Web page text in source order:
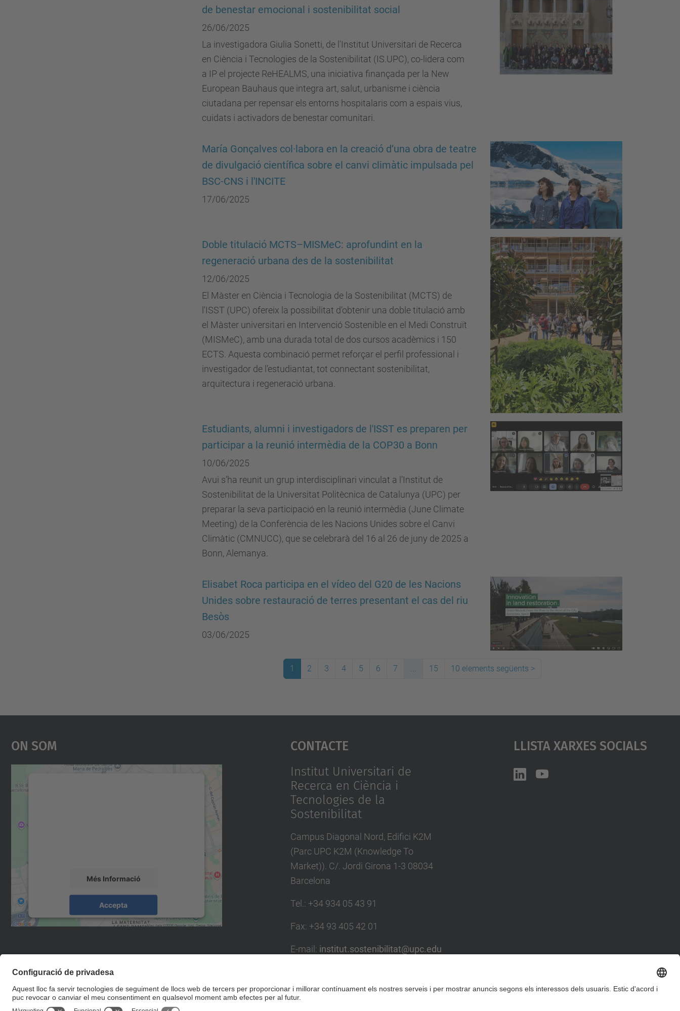
de benestar emocional i sostenibilitat social
26/06/2025
La investigadora Giulia Sonetti, de l'Institut Universitari de Recerca
en Ciència i Tecnologies de la Sostenibilitat (IS.UPC), co-lidera com
a IP el projecte ReHEALMS, una iniciativa finançada per la New
European Bauhaus que integra art, salut, urbanisme i ciència
ciutadana per repensar els entorns hospitalaris com a espais vius,
cuidats i activadors de benestar comunitari.
María Gonçalves col·labora en la creació d’una obra de teatre
de divulgació científica sobre el canvi climàtic impulsada pel
BSC-CNS i l'INCITE
17/06/2025
Doble titulació MCTS–MISMeC: aprofundint en la
regeneració urbana des de la sostenibilitat
12/06/2025
El Màster en Ciència i Tecnologia de la Sostenibilitat (MCTS) de
l'ISST (UPC) ofereix la possibilitat d’obtenir una doble titulació amb
el Màster universitari en Intervenció Sostenible en el Medi Construït
(MISMeC), amb una durada total de dos cursos acadèmics i 150
ECTS. Aquesta combinació permet reforçar el perfil professional i
investigador de l’estudiantat, tot connectant sostenibilitat,
arquitectura i regeneració urbana.
Estudiants, alumni i investigadors de l'ISST es preparen per
participar a la reunió intermèdia de la COP30 a Bonn
10/06/2025
Avui s’ha reunit un grup interdisciplinari vinculat a l’Institut de
Sostenibilitat de la Universitat Politècnica de Catalunya (UPC) per
preparar la seva participació en la reunió intermèdia (June Climate
Meeting) de la Conferència de les Nacions Unides sobre el Canvi
Climàtic (CMNUCC), que se celebrarà del 16 al 26 de juny de 2025 a
Bonn, Alemanya.
Elisabet Roca participa en el vídeo del G20 de les Nacions
Unides sobre restauració de terres presentant el cas del riu
Besòs
03/06/2025
1 2 3 4 5 6 7 ... 15 10 elements següents >
On Som
Més Informació
Accepta
Usercentrics Consent
Contacte
Institut Universitari de
Recerca en Ciència i
Tecnologies de la
Sostenibilitat
Campus Diagonal Nord, Edifici K2M
(Parc UPC K2M (Knowledge To
Market)). C/. Jordi Girona 1-3 08034
Barcelona
Tel. : +34 934 05 43 91
Fax: +34 93 405 42 01
E-mail : institut.sostenibilitat@upc.edu
Formulari de contacte
Llista Xarxes Socials